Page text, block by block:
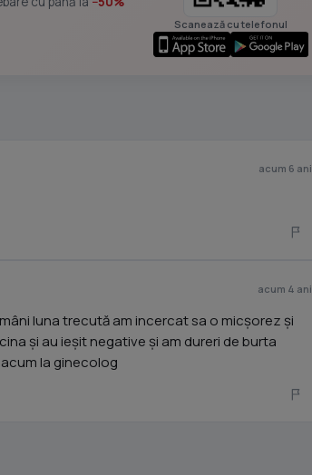
Scanează cu telefonul
acum 6 ani
acum 4 ani
luna trecută am incercat sa o micșorez și
și au ieșit negative și am dureri de burta
la ginecolog